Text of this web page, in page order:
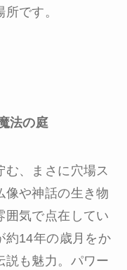
です。
法の庭
む、まさに穴場ス
像や神話の生き物
囲気で点在してい
約14年の歳月をか
説も魅力。パワー